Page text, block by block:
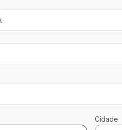
Cidade